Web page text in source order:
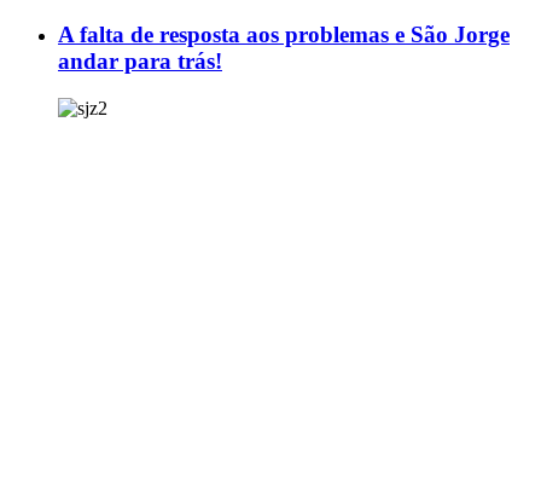
A falta de resposta aos problemas e São Jorge
andar para trás!